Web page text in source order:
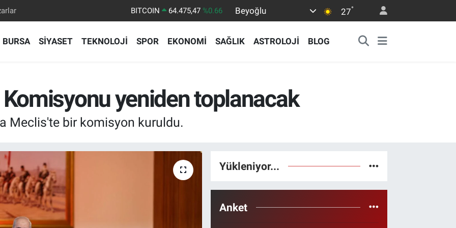
DOLAR
47,5971 %0.05
EURO
55,1336 %0.18
BİST100
13.703 %0
Beyoğlu 27°
BURSA SİYASET TEKNOLOJİ SPOR EKONOMİ SAĞLIK ASTROLOJİ BLOG
yeniden toplanacak
Meclis'te bir komisyon kuruldu.
Yükleniyor...
Anket